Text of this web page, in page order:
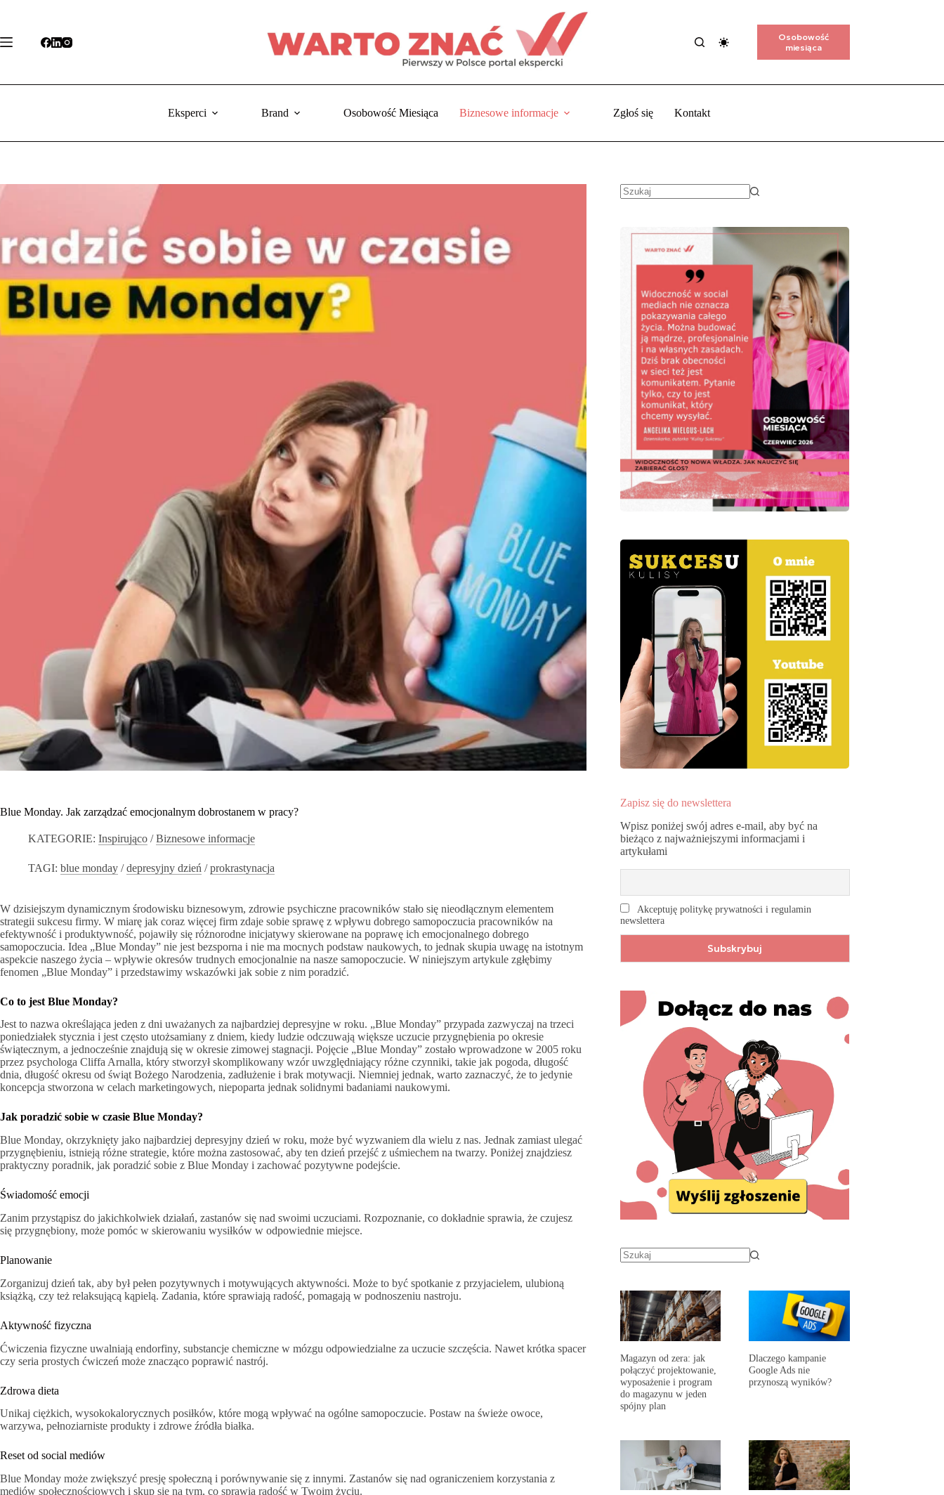
Osobowość
miesiąca
Eksperci Brand Osobowość Miesiąca Biznesowe informacje Zgłoś się Kontakt
Blue Monday. Jak zarządzać emocjonalnym dobrostanem w pracy?
KATEGORIE: Inspirująco /Biznesowe informacje
TAGI: blue monday /depresyjny dzień /prokrastynacja
W dzisiejszym dynamicznym środowisku biznesowym, zdrowie psychiczne pracowników stało się nieodłącznym elementem
strategii sukcesu firmy. W miarę jak coraz więcej firm zdaje sobie sprawę z wpływu dobrego samopoczucia pracowników na
efektywność i produktywność, pojawiły się różnorodne inicjatywy skierowane na poprawę ich emocjonalnego dobrego
samopoczucia. Idea „Blue Monday” nie jest bezsporna i nie ma mocnych podstaw naukowych, to jednak skupia uwagę na istotnym
aspekcie naszego życia – wpływie okresów trudnych emocjonalnie na nasze samopoczucie. W niniejszym artykule zgłębimy
fenomen „Blue Monday” i przedstawimy wskazówki jak sobie z nim poradzić.
Co to jest Blue Monday?
Jest to nazwa określająca jeden z dni uważanych za najbardziej depresyjne w roku. „Blue Monday” przypada zazwyczaj na trzeci
poniedziałek stycznia i jest często utożsamiany z dniem, kiedy ludzie odczuwają większe uczucie przygnębienia po okresie
świątecznym, a jednocześnie znajdują się w okresie zimowej stagnacji. Pojęcie „Blue Monday” zostało wprowadzone w 2005 roku
przez psychologa Cliffa Arnalla, który stworzył skomplikowany wzór uwzględniający różne czynniki, takie jak pogoda, długość
dnia, długość okresu od świąt Bożego Narodzenia, zadłużenie i brak motywacji. Niemniej jednak, warto zaznaczyć, że to jedynie
koncepcja stworzona w celach marketingowych, niepoparta jednak solidnymi badaniami naukowymi.
Jak poradzić sobie w czasie Blue Monday?
Blue Monday, okrzyknięty jako najbardziej depresyjny dzień w roku, może być wyzwaniem dla wielu z nas. Jednak zamiast ulegać
przygnębieniu, istnieją różne strategie, które można zastosować, aby ten dzień przejść z uśmiechem na twarzy. Poniżej znajdziesz
praktyczny poradnik, jak poradzić sobie z Blue Monday i zachować pozytywne podejście.
Świadomość emocji
Zanim przystąpisz do jakichkolwiek działań, zastanów się nad swoimi uczuciami. Rozpoznanie, co dokładnie sprawia, że czujesz
się przygnębiony, może pomóc w skierowaniu wysiłków w odpowiednie miejsce.
Planowanie
Zorganizuj dzień tak, aby był pełen pozytywnych i motywujących aktywności. Może to być spotkanie z przyjacielem, ulubioną
książką, czy też relaksującą kąpielą. Zadania, które sprawiają radość, pomagają w podnoszeniu nastroju.
Aktywność fizyczna
Ćwiczenia fizyczne uwalniają endorfiny, substancje chemiczne w mózgu odpowiedzialne za uczucie szczęścia. Nawet krótka spacer
czy seria prostych ćwiczeń może znacząco poprawić nastrój.
Zdrowa dieta
Unikaj ciężkich, wysokokalorycznych posiłków, które mogą wpływać na ogólne samopoczucie. Postaw na świeże owoce,
warzywa, pełnoziarniste produkty i zdrowe źródła białka.
Reset od social mediów
Blue Monday może zwiększyć presję społeczną i porównywanie się z innymi. Zastanów się nad ograniczeniem korzystania z
mediów społecznościowych i skup się na tym, co sprawia radość w Twoim życiu.
Zapisz się do newslettera
Wpisz poniżej swój adres e-mail, aby być na
bieżąco z najważniejszymi informacjami i
artykułami
Akceptuję politykę prywatności i regulamin
newslettera
Magazyn od zera: jak
połączyć projektowanie,
wyposażenie i program
do magazynu w jeden
spójny plan
Dlaczego kampanie
Google Ads nie
przynoszą wyników?